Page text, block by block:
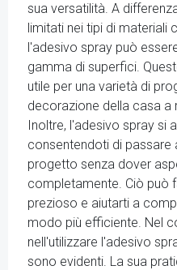
sua versatilità. A
limitati nei tipi di materiali
l'adesivo spray può
gamma di superfici.
utile per una varietà di
decorazione della casa a
Inoltre, l'adesivo spray si
consentendoti di
progetto senza dover
completamente. Ciò può
prezioso e aiutarti a
modo più efficiente. Nel
nell'utilizzare l'adesivo
sono evidenti. La sua